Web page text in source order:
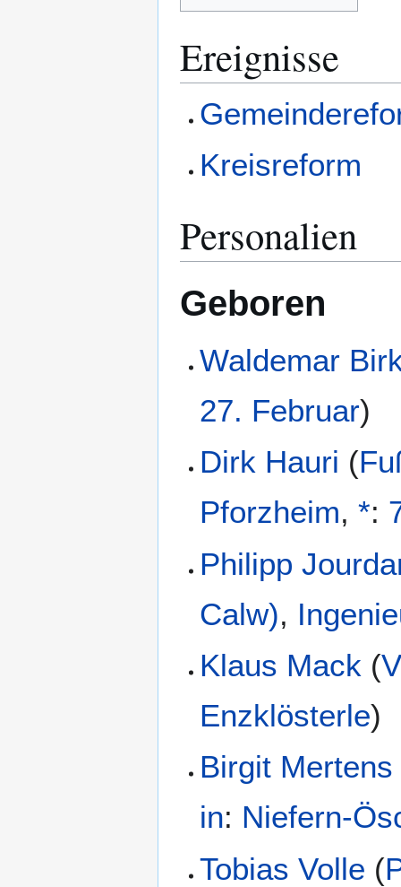
Ereignisse
Kreisreform
Personalien
Geboren
Waldemar
27. Februar)
Dirk Hauri (
Pforzheim,*:
Philipp
Calw),
Klaus Mack (
Enzklösterle)
Birgit Mertens
in: Niefern-
Tobias Volle (